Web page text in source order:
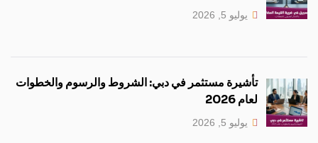
يوليو 5, 2026
تأشيرة مستثمر في دبي: الشروط والرسوم والخطوات
لعام 2026
يوليو 5, 2026